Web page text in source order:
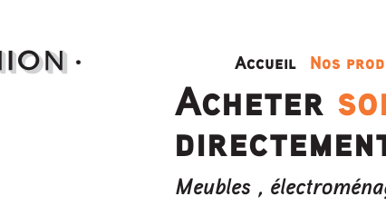
Accueil Nos
Acheter
Meubles ,